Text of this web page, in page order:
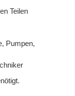
Teilen
Pumpen,